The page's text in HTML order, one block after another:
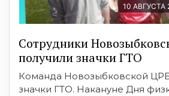
10 АВГУСТА
Сотрудники
получили значки ГТО
Команда Новозыбковской
значки ГТО. Накануне Дня